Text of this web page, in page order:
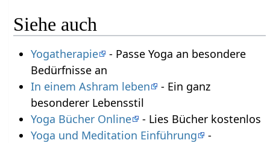
Siehe auch
Yogatherapie
- Passe Yoga an besondere
Bedürfnisse an
In einem Ashram leben
- Ein ganz
besonderer Lebensstil
Yoga Bücher Online
- Lies Bücher kostenlos
Yoga und Meditation Einführung
-